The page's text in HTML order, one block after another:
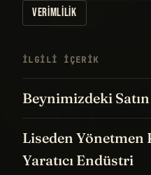
VERIMLILIK
İLGILI IÇERIK
Beynimizdeki
Liseden Yönetmen
Yaratıcı Endüstri